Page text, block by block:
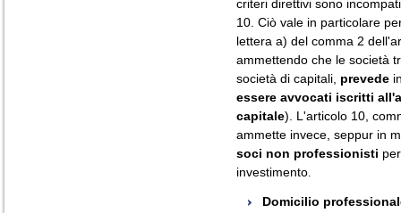
criteri direttivi sono
10. Ciò vale in particolare
lettera a) del comma 2
ammettendo che le società
società di capitali, prevede
essere avvocati iscritti
capitale). L'articolo 10,
ammette invece, seppur in
soci non professionisti
investimento.
Domicilio